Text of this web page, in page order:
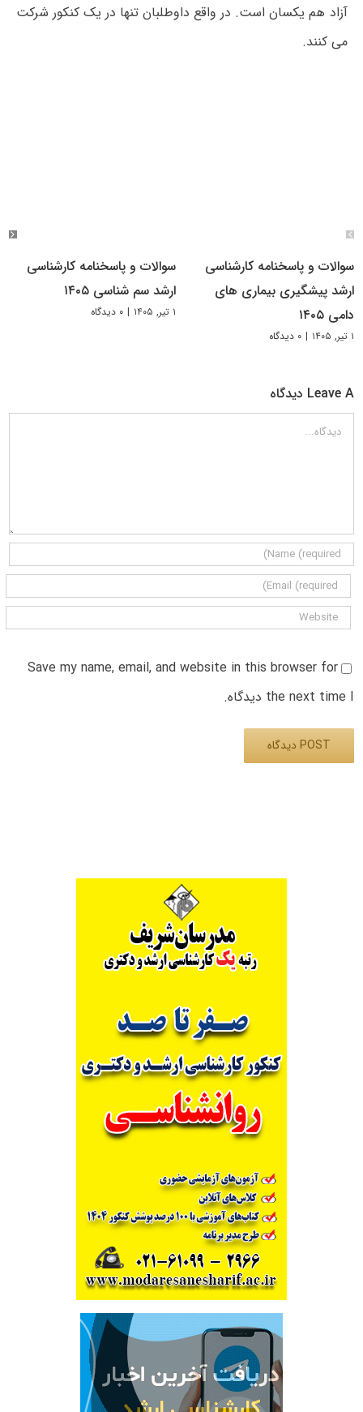
آزاد هم یکسان است. در واقع داوطلبان تنها در یک کنکور شرکت
می کنند.
سوالات و پاسخنامه کارشناسی
ارشد پیشگیری بیماری های
دامی ۱۴۰۵
۱ تیر, ۱۴۰۵ | ۰ دیدگاه
سوالات و پاسخنامه کارشناسی
ارشد سم شناسی ۱۴۰۵
۱ تیر, ۱۴۰۵ | ۰ دیدگاه
Leave A دیدگاه
دیدگاه
Save my name, email, and website in this browser for
the next time I دیدگاه.